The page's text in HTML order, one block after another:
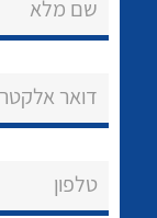
שם מלא
דואר
טלפון